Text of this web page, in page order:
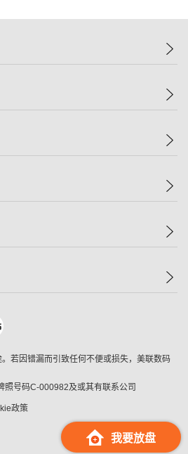
我要放盘
若因错漏而引致任何不便或损失，美联数码
照号码C-000982及或其有联系公司
政策